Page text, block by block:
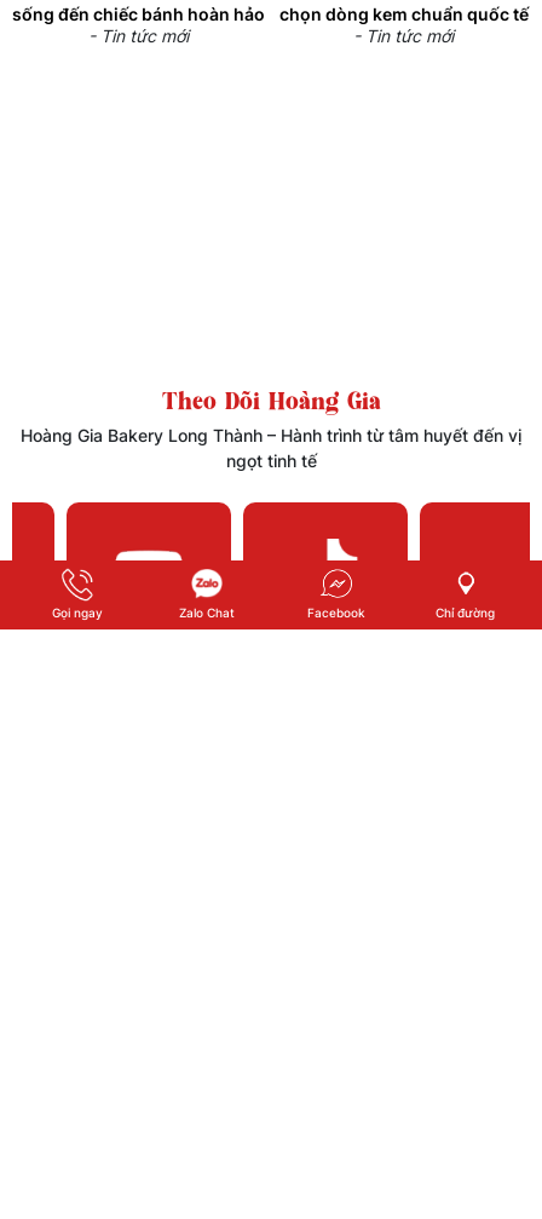
sống đến chiếc bánh hoàn hảo
- Tin tức mới
chọn dòng kem chuẩn quốc tế
- Tin tức mới
Theo Dõi Hoàng Gia
Hoàng Gia Bakery Long Thành – Hành trình từ tâm huyết đến vị
ngọt tinh tế
Gọi ngay Zalo Chat Facebook Chỉ đường